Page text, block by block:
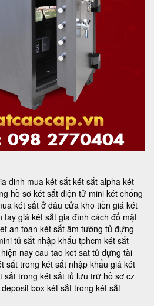
dinh mua két sắt két sắt alpha két
hồ sơkét sắt điện tử mini két chống
két sắt ở đâu cửa kho tiền giá két
tay giá két sắt gia đình cách đổ mật
an toan két sắt âm tường tủ đựng
tủ sắt nhập khẩu tphcm két sắt
nay cau tao ket sat tủ đựng tài
sắt trong két sắt nhập khẩu giá két
sắt trong két sắttủ lưu trữ hồ sơ cz
deposit box két sắt trong két sắt